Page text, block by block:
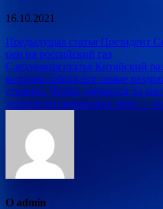
16.10.2021
Навигация
по
записям
Предыдущая статья Президент
цен на российский газ
Следующая статья Китайский
котором собрал все самые
страниц. Чтобы добраться до
десяток всплывающих окон —
О admin